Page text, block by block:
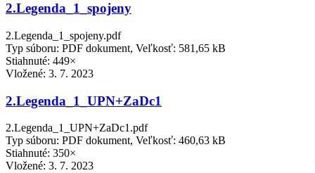
2.Legenda_1_spojeny
2.Legenda_1_spojeny.pdf
Typ súboru: PDF dokument, Veľkosť: 581,65 kB
Stiahnuté: 449×
Vložené: 3. 7. 2023
2.Legenda_1_UPN+ZaDc1
2.Legenda_1_UPN+ZaDc1.pdf
Typ súboru: PDF dokument, Veľkosť: 460,63 kB
Stiahnuté: 350×
Vložené: 3. 7. 2023